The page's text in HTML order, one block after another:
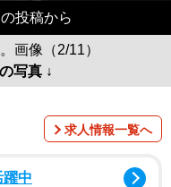
投稿から
画像（2/11）
写真 ↓
求人情報一覧へ
中